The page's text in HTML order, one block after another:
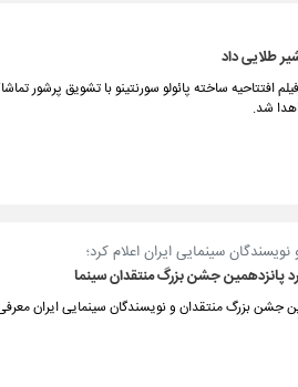
طلایی داد
کار کرد که فیلم افتتاحیه ساخته پائولو سورنتینو با تشویق پرشور
شد.
سینمایی ایران اعلام کرد؛
پانزدهمین جشن بزرگ منتقدان سینما
جشن بزرگ منتقدان و نویسندگان سینمایی ایران